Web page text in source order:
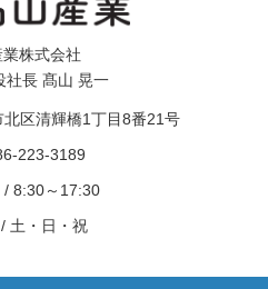
株式会社
社長 髙山 晃一
区清輝橋1丁目8番21号
223-3189
/ 8:30～17:30
土・日・祝